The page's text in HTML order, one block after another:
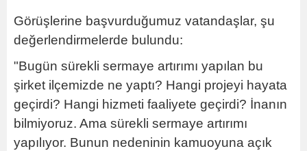
Görüşlerine başvurduğumuz vatandaşlar, şu
değerlendirmelerde bulundu:
"Bugün sürekli sermaye artırımı yapılan bu
şirket ilçemizde ne yaptı? Hangi projeyi hayata
geçirdi? Hangi hizmeti faaliyete geçirdi? İnanın
bilmiyoruz. Ama sürekli sermaye artırımı
yapılıyor. Bunun nedeninin kamuoyuna açık